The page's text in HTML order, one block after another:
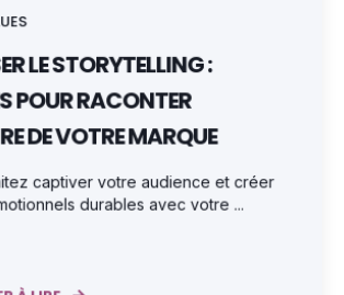
LE STORYTELLING :
POUR RACONTER
DE VOTRE MARQUE
captiver votre audience et créer
durables avec votre ...